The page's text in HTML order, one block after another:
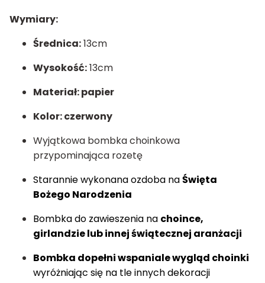
Wymiary:
Średnica:13cm
Wysokość:13cm
Materiał: papier
Kolor: czerwony
Wyjątkowa bombka choinkowa
przypominająca rozetę
Starannie wykonana ozdoba naŚwięta
Bożego Narodzenia
Bombka do zawieszenia na choince,
girlandzie lub innej świątecznej aranżacji
Bombka dopełni wspaniale wygląd choinki
wyróżniając się na tle innych dekoracji